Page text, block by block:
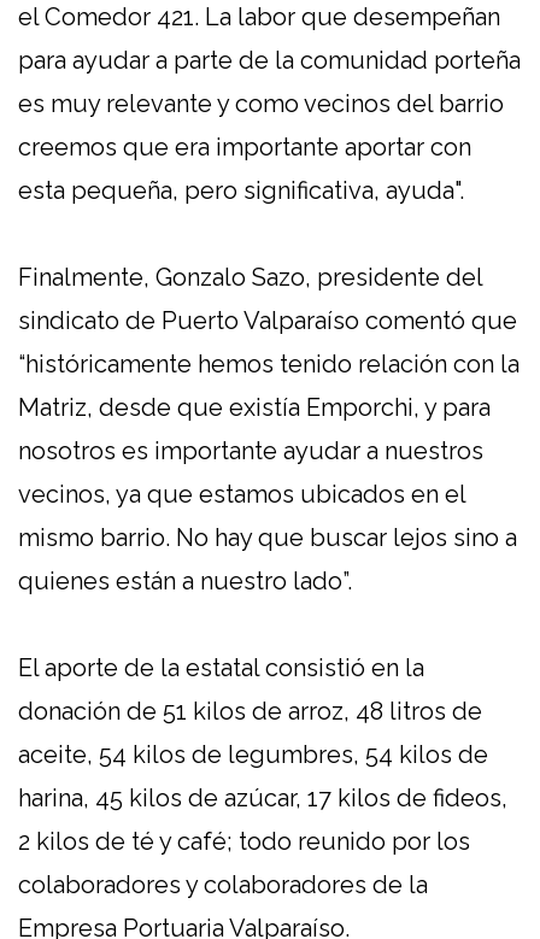
el Comedor 421. La labor que desempeñan
para ayudar a parte de la comunidad porteña
es muy relevante y como vecinos del barrio
creemos que era importante aportar con
esta pequeña, pero significativa, ayuda".
Finalmente, Gonzalo Sazo, presidente del
sindicato de Puerto Valparaíso comentó que
“históricamente hemos tenido relación con la
Matriz, desde que existía Emporchi, y para
nosotros es importante ayudar a nuestros
vecinos, ya que estamos ubicados en el
mismo barrio. No hay que buscar lejos sino a
quienes están a nuestro lado”.
El aporte de la estatal consistió en la
donación de 51 kilos de arroz, 48 litros de
aceite, 54 kilos de legumbres, 54 kilos de
harina, 45 kilos de azúcar, 17 kilos de fideos,
2 kilos de té y café; todo reunido por los
colaboradores y colaboradores de la
Empresa Portuaria Valparaíso.